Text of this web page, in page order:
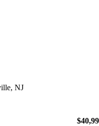
NJ